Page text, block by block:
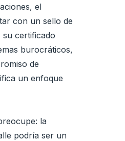
el
con un sello de
certificado
burocráticos,
de
un enfoque
la
podría ser un